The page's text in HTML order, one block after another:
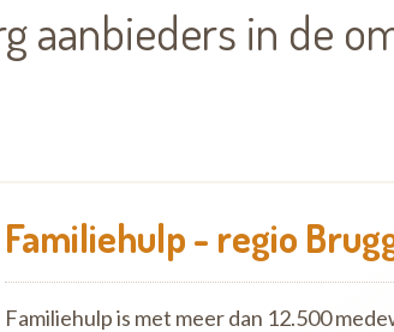
aanbieders in de
Familiehulp - regio
Familiehulp is met meer dan 12.500